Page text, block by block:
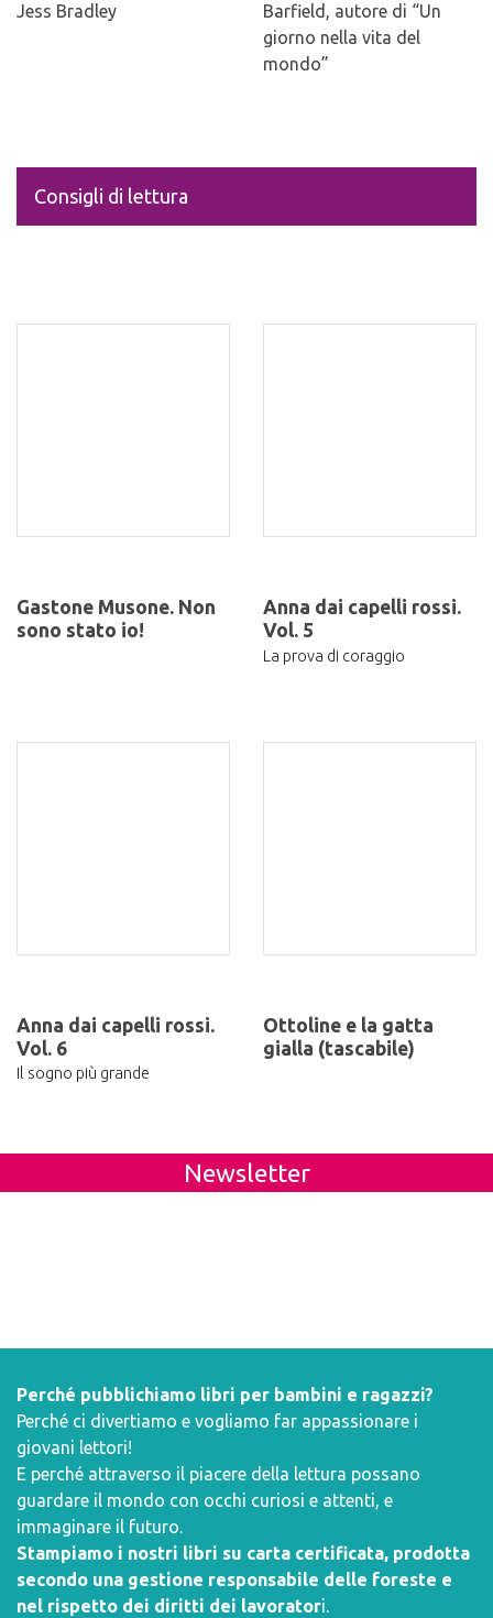
Jess Bradley
Barfield, autore di “Un
giorno nella vita del
mondo”
Consigli di lettura
Gastone Musone. Non
sono stato io!
Anna dai capelli rossi.
Vol. 5
La prova di coraggio
Anna dai capelli rossi.
Vol. 6
Il sogno più grande
Ottoline e la gatta
gialla (tascabile)
Newsletter
Perché pubblichiamo libri per bambini e ragazzi?
Perché ci divertiamo e vogliamo far appassionare i
giovani lettori!
E perché attraverso il piacere della lettura possano
guardare il mondo con occhi curiosi e attenti, e
immaginare il futuro.
Stampiamo i nostri libri su carta certificata, prodotta
secondo una gestione responsabile delle foreste e
nel rispetto dei diritti dei lavoratori.